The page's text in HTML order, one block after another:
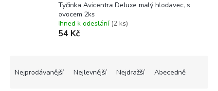
Tyčinka Avicentra Deluxe malý hlodavec, s
ovocem 2ks
Ihned k odeslání (2 ks)
54 Kč
Nejprodávanější Nejlevnější Nejdražší Abecedně